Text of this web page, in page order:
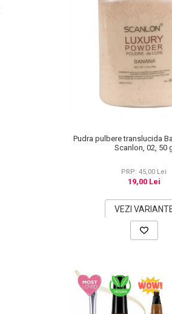
Pudra pulbere translucida
Scanlon, 02, 50
PRP: 45,00 Lei
19,00 Lei
VEZI